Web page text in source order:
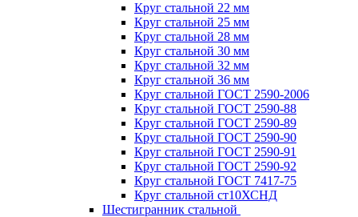
Круг стальной 22 мм
Круг стальной 25 мм
Круг стальной 28 мм
Круг стальной 30 мм
Круг стальной 32 мм
Круг стальной 36 мм
Круг стальной ГОСТ 2590-2006
Круг стальной ГОСТ 2590-88
Круг стальной ГОСТ 2590-89
Круг стальной ГОСТ 2590-90
Круг стальной ГОСТ 2590-91
Круг стальной ГОСТ 2590-92
Круг стальной ГОСТ 7417-75
Круг стальной ст10ХСНД
Шестигранник стальной